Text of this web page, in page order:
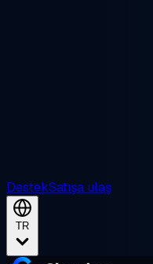
DestekSatışa ulaş
TR